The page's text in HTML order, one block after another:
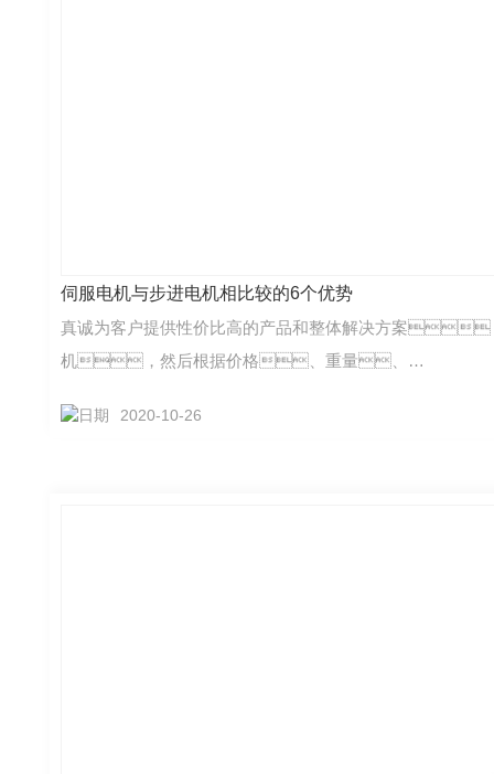
伺服电机与步进电机相比较的6个优势
真诚为客户提供性价比高的产品和整体解决方案
机，然后根据价格、重量、…
2020-10-26